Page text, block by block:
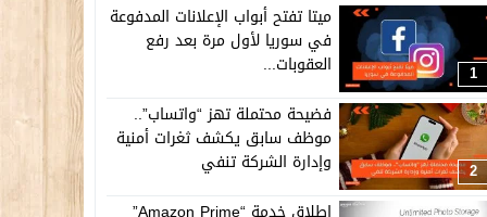
1
ميتا تفتح أبواب الإعلانات المدفوعة
في سوريا لأول مرة بعد رفع
العقوبات...
2
فضيحة محتملة تهز “واتساب”..
موظف سابق يكشف ثغرات أمنية
وإدارة الشركة تنفي